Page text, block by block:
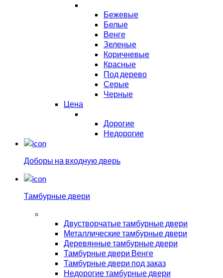
Бежевые
Белые
Венге
Зеленые
Коричневые
Красные
Под дерево
Серые
Черные
Цена
Дорогие
Недорогие
Доборы на входную дверь
Тамбурные двери
Двустворчатые тамбурные двери
Металлические тамбурные двери
Деревянные тамбурные двери
Тамбурные двери Венге
Тамбурные двери под заказ
Недорогие тамбурные двери